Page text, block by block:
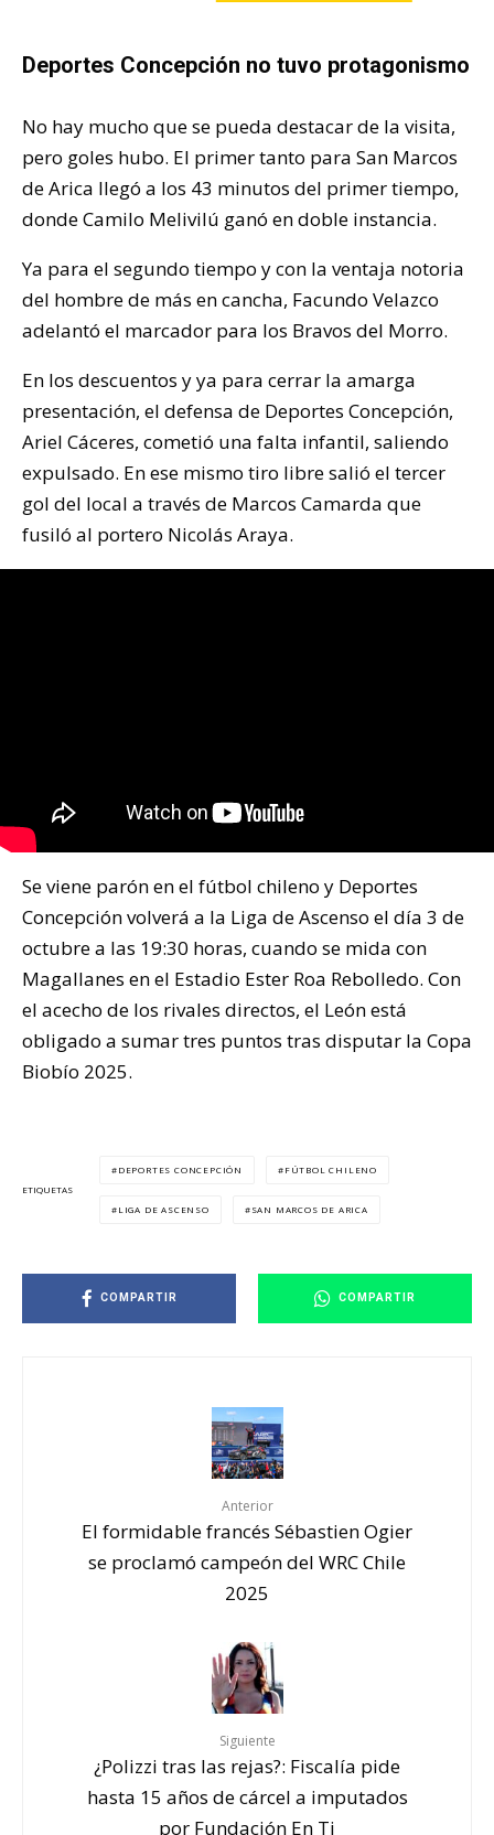
Deportes Concepción no tuvo protagonismo
No hay mucho que se pueda destacar de la visita,
pero goles hubo. El primer tanto para San Marcos
de Arica llegó a los 43 minutos del primer tiempo,
donde Camilo Melivilú ganó en doble instancia.
Ya para el segundo tiempo y con la ventaja notoria
del hombre de más en cancha, Facundo Velazco
adelantó el marcador para los Bravos del Morro.
En los descuentos y ya para cerrar la amarga
presentación, el defensa de Deportes Concepción,
Ariel Cáceres, cometió una falta infantil, saliendo
expulsado. En ese mismo tiro libre salió el tercer
gol del local a través de Marcos Camarda que
fusiló al portero Nicolás Araya.
Se viene parón en el fútbol chileno y Deportes
Concepción volverá a la Liga de Ascenso el día 3 de
octubre a las 19:30 horas, cuando se mida con
Magallanes en el Estadio Ester Roa Rebolledo. Con
el acecho de los rivales directos, el León está
obligado a sumar tres puntos tras disputar la Copa
Biobío 2025.
ETIQUETAS
DEPORTES CONCEPCIÓN FÚTBOL CHILENO
LIGA DE ASCENSO SAN MARCOS DE ARICA
COMPARTIR COMPARTIR
Anterior
El formidable francés Sébastien Ogier
se proclamó campeón del WRC Chile
2025
Siguiente
¿Polizzi tras las rejas?: Fiscalía pide
hasta 15 años de cárcel a imputados
por Fundación En Ti